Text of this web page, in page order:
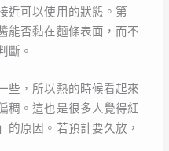
近可以使用的狀態。第
能否黏在麵條表面，而不
斷。
些，所以熱的時候看起來
稠。這也是很多人覺得紅
的原因。若預計要久放，